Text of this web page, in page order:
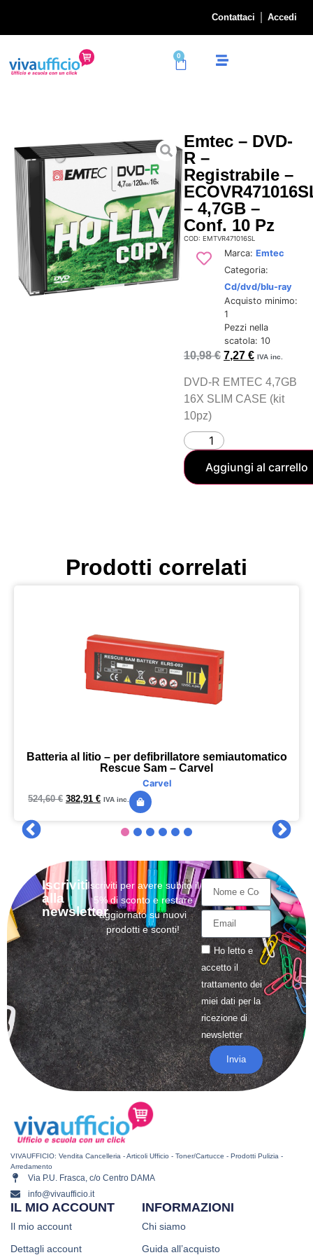
Contattaci Accedi
0
Emtec – DVD-
R –
Registrabile –
– 4,7GB –
Conf. 10 Pz
COD: EMTVR471016SL
Marca: Emtec
Categoria:
Cd/dvd/blu-ray
Acquisto minimo:
1
Pezzi nella
scatola: 10
10,98€ 7,27€ IVA inc.
DVD-R EMTEC 4,7GB
16X SLIM CASE (kit
10pz)
Aggiungi al carrello
Prodotti correlati
Batteria al litio – per defibrillatore semiautomatico
Rescue Sam – Carvel
Carvel
524,60€ 382,91 € IVA inc.
Iscriviti
alla
newsletter
Iscriviti per avere subito il
5% di sconto e restare
aggiornato su nuovi
prodotti e sconti!
Ho letto e
accetto il
trattamentodei
miei dati per la
ricezione di
newsletter
Invia
VIVAUFFICIO: Vendita Cancelleria - Articoli Ufficio - Toner/Cartucce - Prodotti Pulizia -
Arredamento
Via P.U. Frasca, c/o Centro DAMA
info@vivaufficio.it
INFORMAZIONI
Chi siamo
Guida all’acquisto
IL MIO ACCOUNT
Il mio account
Dettagli account